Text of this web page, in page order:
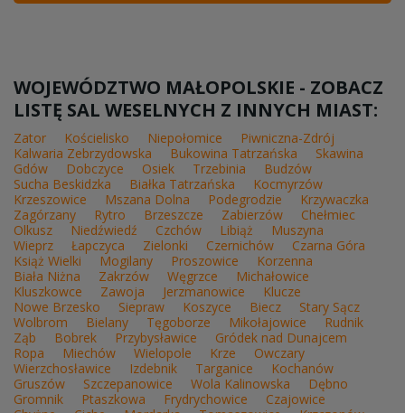
WOJEWÓDZTWO MAŁOPOLSKIE - ZOBACZ
LISTĘ SAL WESELNYCH Z INNYCH MIAST:
Zator Kościelisko Niepołomice
Piwniczna-Zdrój
Kalwaria Zebrzydowska
Bukowina Tatrzańska
Skawina
Gdów
Dobczyce Osiek Trzebinia
Budzów
Sucha Beskidzka
Białka Tatrzańska
Kocmyrzów
Krzeszowice
Mszana Dolna Podegrodzie
Krzywaczka
Zagórzany
Rytro Brzeszcze Zabierzów
Chełmiec
Olkusz
Niedźwiedź Czchów Libiąż
Muszyna
Wieprz
Łapczyca Zielonki Czernichów
Czarna Góra
Książ Wielki
Mogilany Proszowice
Korzenna
Biała Niżna
Zakrzów Węgrzce
Michałowice
Kluszkowce
Zawoja Jerzmanowice
Klucze
Nowe Brzesko
Siepraw Koszyce Biecz
Stary Sącz
Wolbrom
Bielany Tęgoborze Mikołajowice
Rudnik
Ząb
Bobrek Przybysławice
Gródek nad Dunajcem
Ropa
Miechów Wielopole Krze
Owczary
Wierzchosławice
Izdebnik Targanice
Kochanów
Gruszów
Szczepanowice Wola Kalinowska
Dębno
Gromnik
Ptaszkowa Frydrychowice
Czajowice